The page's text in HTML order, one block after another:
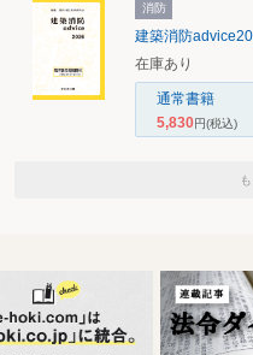
に、自動的に納付を行う旨の
基づき自動的に作成された納
項（以下「納付書記載事項」
は、法定納期限当日（法定納
Tax）を使用する方法により
には、法定納期限の翌日）に
構築と併せて、電子情報処理
法定納期限当日に行われる申
き自動的に作成された納付書
消防
建築消防
在庫あり
通常書籍
5,830円(税込)